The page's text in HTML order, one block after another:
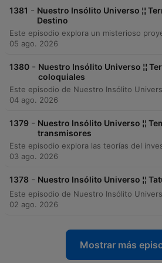
1381 - ⁨Nuestro Insólito Universo ¦¦
Destino
05 ago. 2026
1380 - ⁨Nuestro Insólito Universo ¦¦
coloquiales
04 ago. 2026
1379 - ⁨Nuestro Insólito Universo ¦¦
transmisores
03 ago. 2026
1378 - ⁨Nuestro Insólito Universo ¦¦
02 ago. 2026
Mostrar más